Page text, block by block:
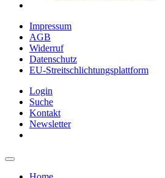
Impressum
AGB
Widerruf
Datenschutz
EU-Streitschlichtungsplattform
Login
Suche
Kontakt
Newsletter